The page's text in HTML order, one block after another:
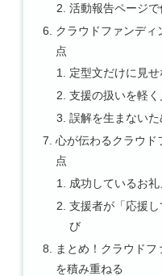
活動報告ページ
クラウドファンディ
点
定型文だけに見
支援の扱いを軽
誤解を生まない
心が伝わるクラウド
点
成功しているお
支援者が「応援
び
まとめ！クラウド
を積み重ねる